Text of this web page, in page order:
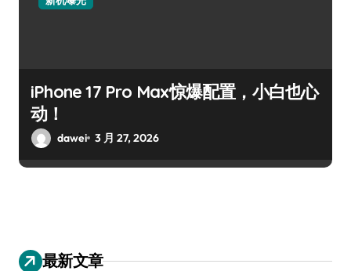
iPhone 17 Pro Max惊爆配置，小白也心
动！
dawei 3 月 27, 2026
最新文章